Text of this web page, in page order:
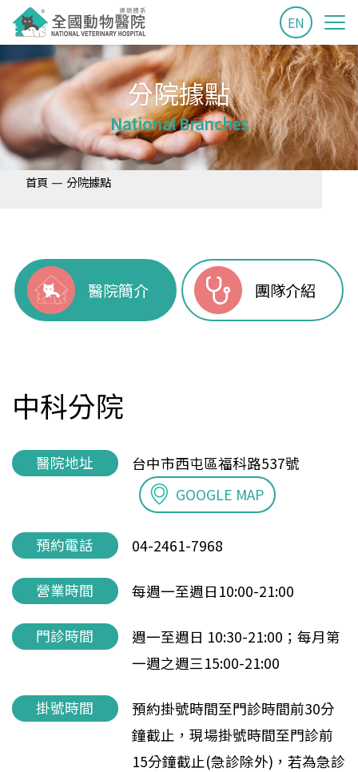
EN
分院據點
National Branches
首頁 — 分院據點
醫院簡介 團隊介紹
中科分院
醫院地址
台中市西屯區福科路537號
GOOGLE MAP
預約電話 04-2461-7968
營業時間 每週一至週日10:00-21:00
門診時間
週一至週日 10:30-21:00；每月第
一週之週三15:00-21:00
掛號時間
預約掛號時間至門診時間前30分
鐘截止，現場掛號時間至門診前
15分鐘截止(急診除外)，若為急診